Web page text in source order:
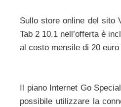
Sullo store online del sito
Tab 2 10.1 nell’offerta è
al costo mensile di 20
Il piano Internet Go
possibile utilizzare la